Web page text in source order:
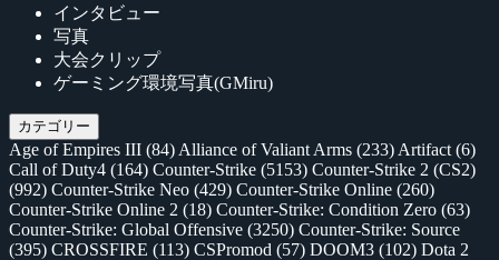
インタビュー
写真
大会クリップ
ゲーミング環境写真(GMiru)
カテゴリー
Age of Empires III (84) Alliance of Valiant Arms (233) Artifact (6)
Call of Duty4 (164) Counter-Strike (5153) Counter-Strike 2 (CS2)
(992) Counter-Strike Neo (429) Counter-Strike Online (260)
Counter-Strike Online 2 (18) Counter-Strike: Condition Zero (63)
Counter-Strike: Global Offensive (3250) Counter-Strike: Source
(395) CROSSFIRE (113) CSPromod (57) DOOM3 (102) Dota 2